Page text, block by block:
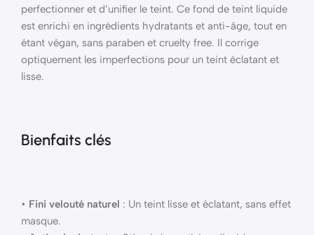
perfectionner et d’unifier le teint. Ce fond de teint liquide
est enrichi en ingrédients hydratants et anti-âge, tout en
étant végan, sans paraben et cruelty free. Il corrige
optiquement les imperfections pour un teint éclatant et
lisse.
Bienfaits clés
• Fini velouté naturel : Un teint lisse et éclatant, sans effet
masque.